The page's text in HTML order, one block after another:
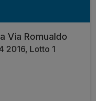
Via Romualdo
2016, Lotto 1